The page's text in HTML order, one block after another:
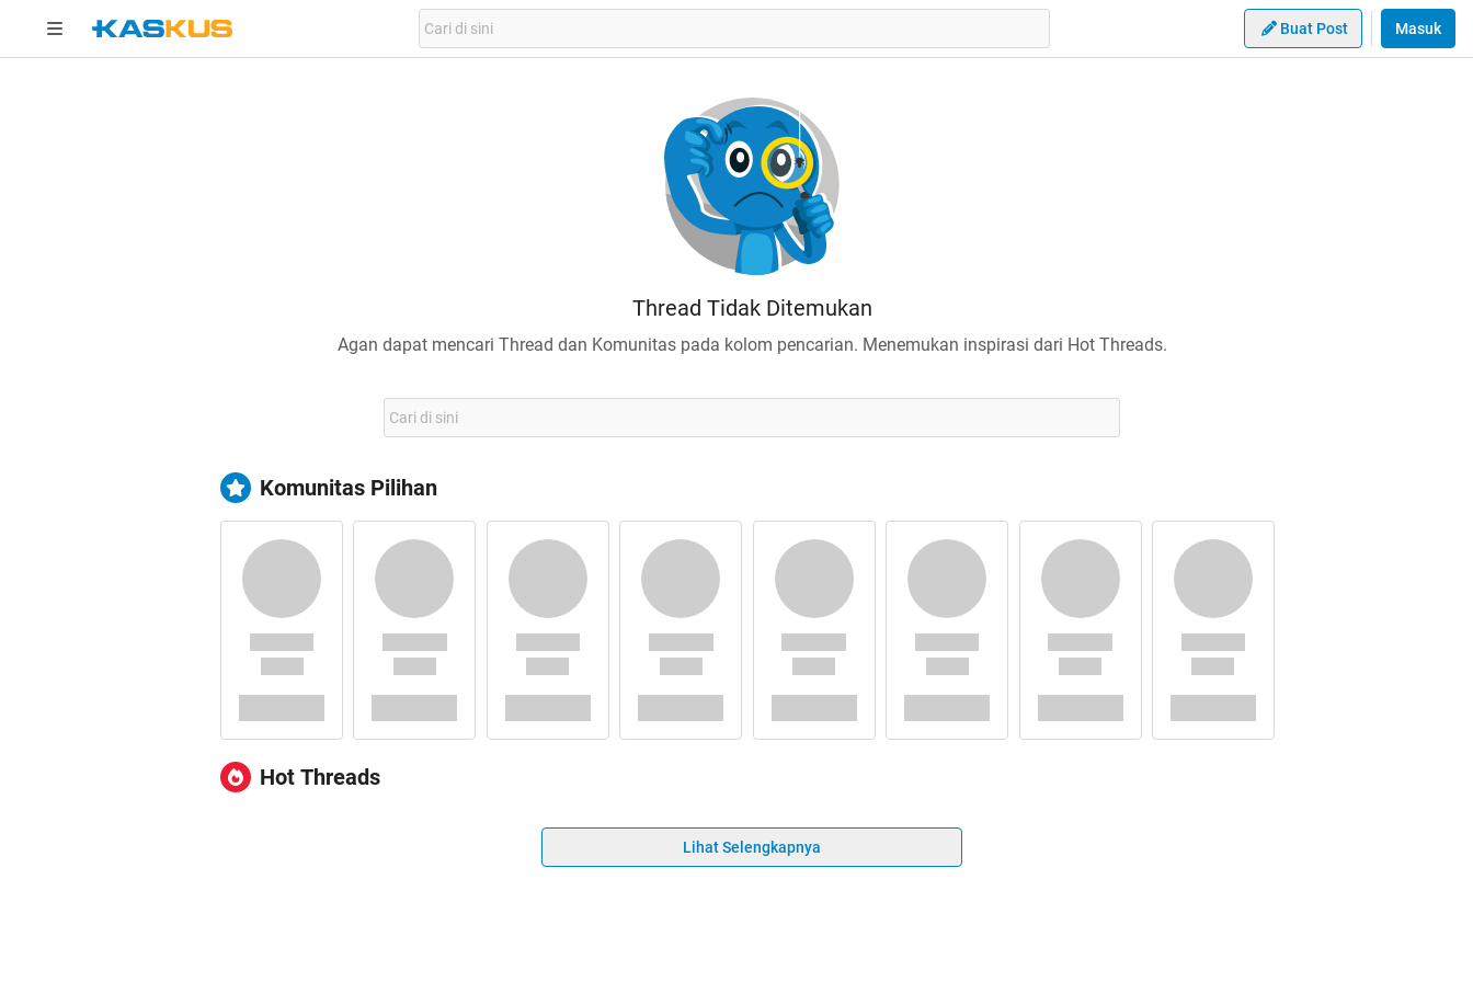
Buat Post Masuk
Thread Tidak Ditemukan
Agan dapat mencari Thread dan Komunitas pada kolom pencarian. Menemukan inspirasi dari Hot Threads.
Komunitas Pilihan
Hot Threads
Lihat Selengkapnya